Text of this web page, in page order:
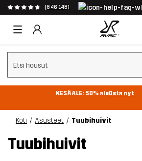
(846 148)
Tyhjennä haku
KESÄALE: 50% aleOsta nyt
Koti Asusteet Tuubihuivit
Tuubihuivit